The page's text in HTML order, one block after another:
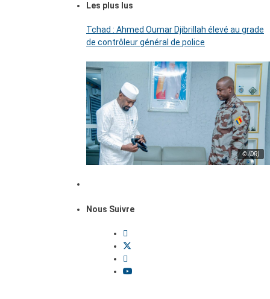
Les plus lus
Tchad : Ahmed Oumar Djibrillah élevé au grade
de contrôleur général de police
© (DR)
Nous Suivre